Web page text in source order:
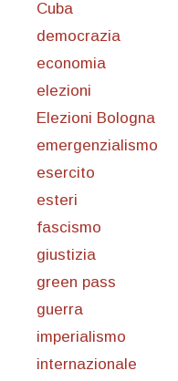
Cuba
democrazia
economia
elezioni
Elezioni Bologna
emergenzialismo
esercito
esteri
fascismo
giustizia
green pass
guerra
imperialismo
internazionale